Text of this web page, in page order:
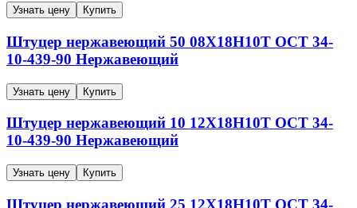
Узнать цену Купить
Штуцер нержавеющий 50 08Х18Н10Т ОСТ 34-
10-439-90 Нержавеющий
Узнать цену Купить
Штуцер нержавеющий 10 12Х18Н10Т ОСТ 34-
10-439-90 Нержавеющий
Узнать цену Купить
Штуцер нержавеющий 25 12Х18Н10Т ОСТ 34-